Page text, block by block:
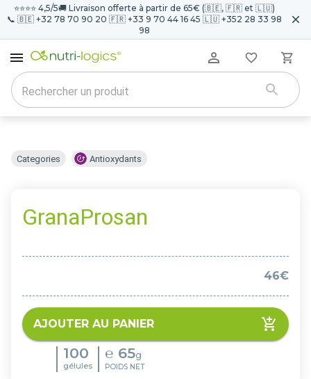
⭐️⭐️⭐️⭐️ 4,5/5🚚 Livraison offerte à partir de 65€ (🇧🇪, 🇫🇷 et 🇱🇺)
📞 🇧🇪 +32 78 70 90 20 🇫🇷 +33 9 70 44 16 45 🇱🇺 +352 28 33 98
98
Categories Antioxydants
GranaProsan
46€
AJOUTER AU PANIER
100
gélules
℮ 65g
POIDS NET